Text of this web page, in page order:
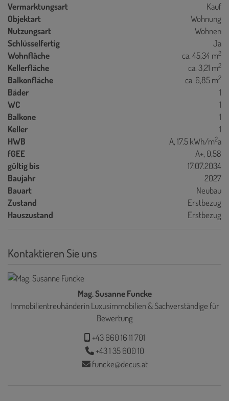
Vermarktungsart
Kauf
Objektart
Wohnung
Nutzungsart
Wohnen
Schlüsselfertig
Ja
Wohnfläche
ca. 45,34 m2
Kellerfläche ca. 3,21 m2
Balkonfläche ca. 6,85 m2
Bäder
1
WC
1
Balkone
1
Keller
1
HWB
A, 17.5 kWh/m2a
fGEE
A+, 0,58
gültig bis
17.07.2034
Baujahr
2027
Bauart
Neubau
Zustand
Erstbezug
Hauszustand
Erstbezug
Kontaktieren Sie uns
Mag. Susanne Funcke
Immobilientreuhänderin Luxusimmobilien & Sachverständige für
Bewertung
+43 660 16 11 701
+43 1 35 600 10
funcke@decus.at